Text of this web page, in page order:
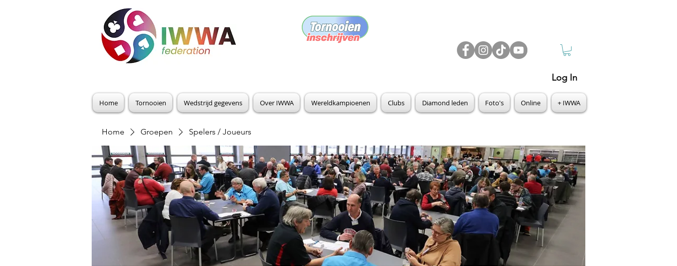
Log In
Home Tornooien Wedstrijd gegevens Over IWWA Wereldkampioenen Clubs Diamond leden Foto's Online + IWWA
Home Groepen Spelers / Joueurs